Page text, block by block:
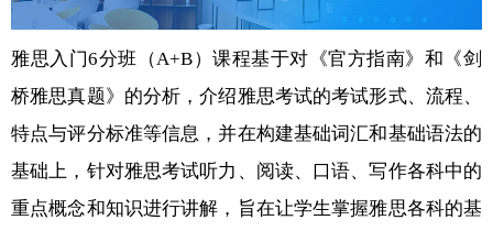
雅思入门6分班（A+B）课程基于对《官方指南》和《剑
桥雅思真题》的分析，介绍雅思考试的考试形式、流程、
特点与评分标准等信息，并在构建基础词汇和基础语法的
基础上，针对雅思考试听力、阅读、口语、写作各科中的
重点概念和知识进行讲解，旨在让学生掌握雅思各科的基